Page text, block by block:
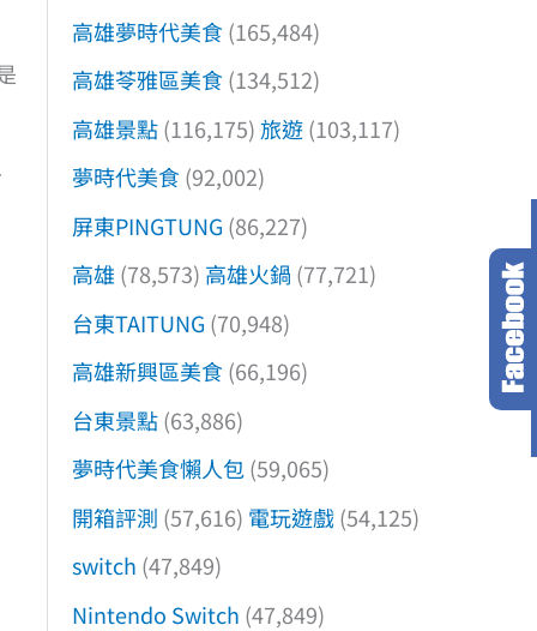
高雄夢時代美食 (165,484)
高雄苓雅區美食 (134,512)
高雄景點(116,175) 旅遊(103,117)
夢時代美食 (92,002)
屏東PINGTUNG (86,227)
高雄 (78,573) 高雄火鍋 (77,721)
台東TAITUNG (70,948)
高雄新興區美食 (66,196)
台東景點(63,886)
夢時代美食懶人包(59,065)
開箱評測 (57,616) 電玩遊戲(54,125)
switch (47,849)
Nintendo Switch (47,849)